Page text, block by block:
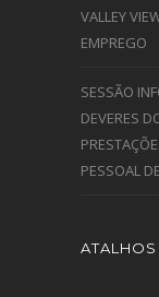
VALLEY
EMPREGO
SESSÃO
DEVERES
PESSOAL